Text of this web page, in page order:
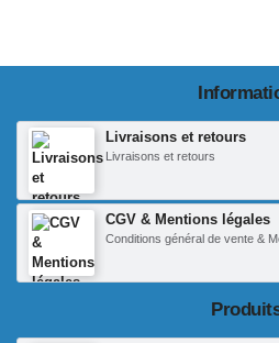
Livraisons et retours
Livraisons et retours
CGV & Mentions légales
Conditions général de vente &